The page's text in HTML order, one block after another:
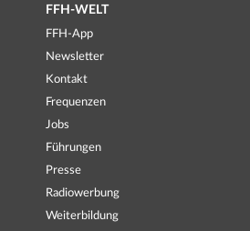
FFH-WELT
FFH-App
Newsletter
Kontakt
Frequenzen
Jobs
Führungen
Presse
Radiowerbung
Weiterbildung